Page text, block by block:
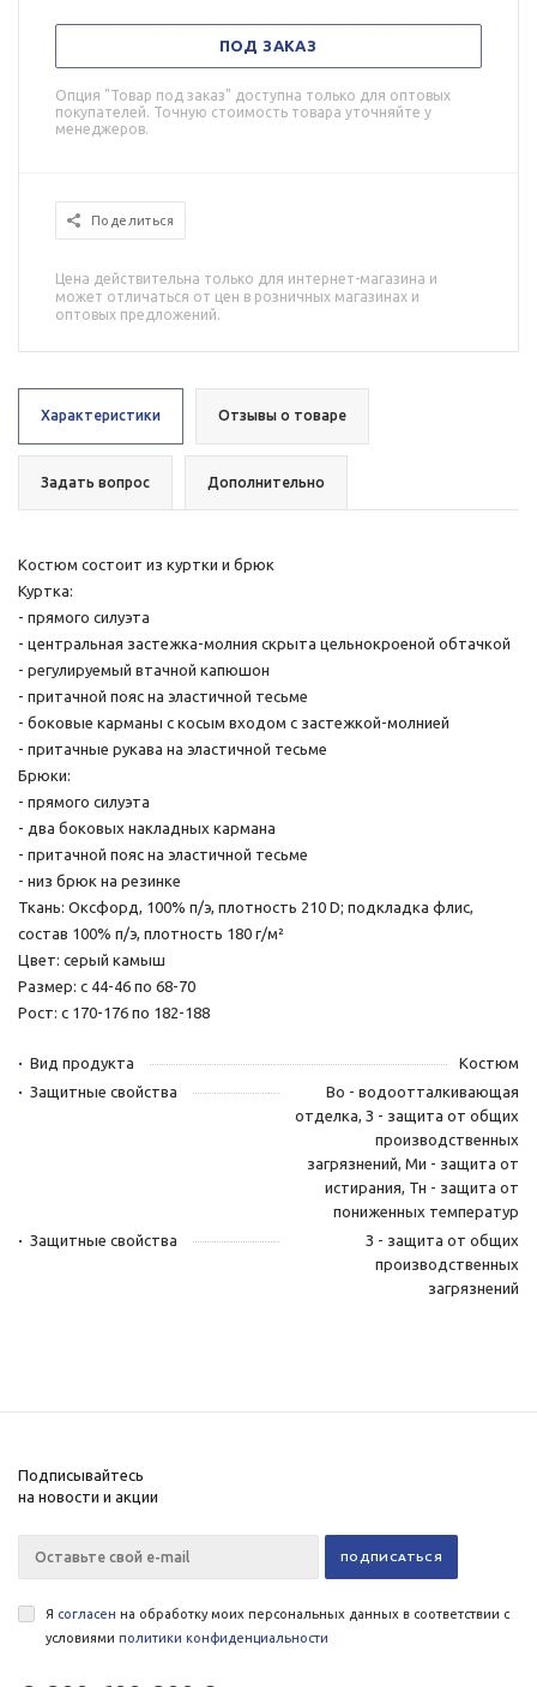
ПОД ЗАКАЗ
Опция "Товар под заказ" доступна только для оптовых
покупателей. Точную стоимость товара уточняйте у
менеджеров.
Поделиться
Цена действительна только для интернет-магазина и
может отличаться от цен в розничных магазинах и
оптовых предложений.
Характеристики Отзывы о товаре
Задать вопрос Дополнительно
Костюм состоит из куртки и брюк
Куртка:
- прямого силуэта
- центральная застежка-молния скрыта цельнокроеной обтачкой
- регулируемый втачной капюшон
- притачной пояс на эластичной тесьме
- боковые карманы с косым входом с застежкой-молнией
- притачные рукава на эластичной тесьме
Брюки:
- прямого силуэта
- два боковых накладных кармана
- притачной пояс на эластичной тесьме
- низ брюк на резинке
Ткань: Оксфорд, 100% п/э, плотность 210 D; подкладка флис,
состав 100% п/э, плотность 180 г/м²
Цвет: серый камыш
Размер: с 44-46 по 68-70
Рост: с 170-176 по 182-188
Вид продукта
Костюм
Защитные свойства
Во - водоотталкивающая
отделка, З - защита от общих
производственных
загрязнений, Ми - защита от
истирания, Тн - защита от
пониженных температур
Защитные свойства
З - защита от общих
производственных
загрязнений
Подписывайтесь
на новости и акции
Я согласен на обработку моих персональных данных в соответствии с
условиями политики конфиденциальности